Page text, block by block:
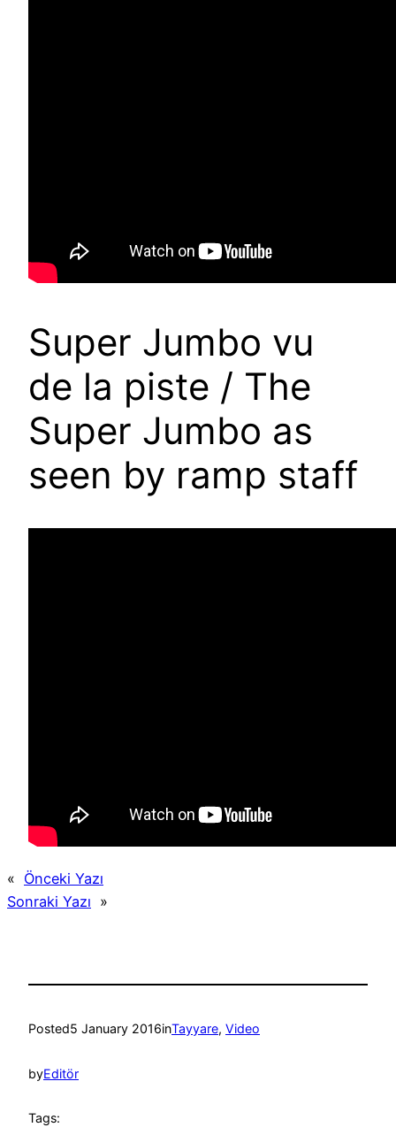
Super Jumbo vu
de la piste / The
Super Jumbo as
seen by ramp staff
« Önceki Yazı
Sonraki Yazı »
Posted5 January 2016inTayyare, Video
byEditör
Tags: